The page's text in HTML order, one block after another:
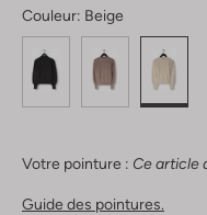
Couleur: Beige
Votre pointure : Ce article
Guide des pointures.